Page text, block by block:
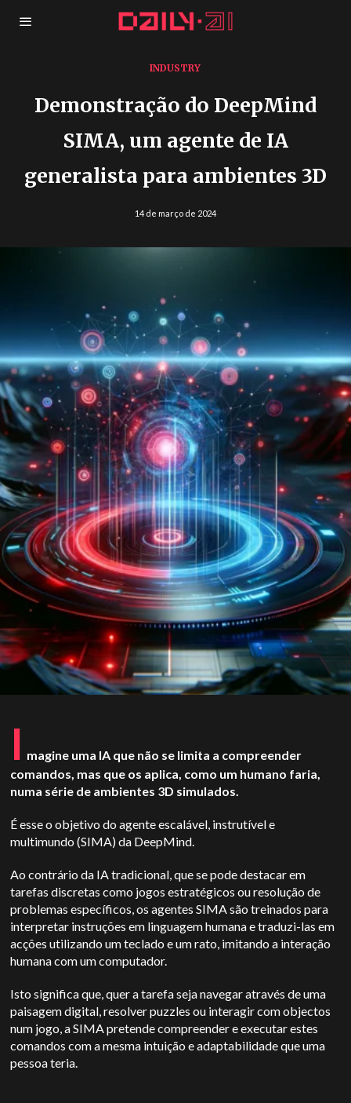
INDUSTRY
Demonstração do DeepMind
SIMA, um agente de IA
generalista para ambientes 3D
14 de março de 2024
I magine uma IA que não se limita a compreender
comandos, mas que os aplica, como um humano faria,
numa série de ambientes 3D simulados.
É esse o objetivo do agente escalável, instrutível e
multimundo (SIMA) da DeepMind.
Ao contrário da IA tradicional, que se pode destacar em
tarefas discretas como jogos estratégicos ou resolução de
problemas específicos, os agentes SIMA são treinados para
interpretar instruções em linguagem humana e traduzi-las em
acções utilizando um teclado e um rato, imitando a interação
humana com um computador.
Isto significa que, quer a tarefa seja navegar através de uma
paisagem digital, resolver puzzles ou interagir com objectos
num jogo, a SIMA pretende compreender e executar estes
comandos com a mesma intuição e adaptabilidade que uma
pessoa teria.